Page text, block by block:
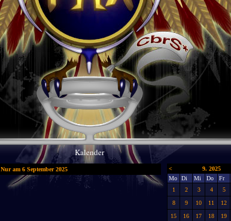
Kalender
Nur am 6 September 2025 < 9. 2025
Mo
Di Mi Do Fr
1
2 3 4 5
8
9 10 11 12
15
16 17 18 19